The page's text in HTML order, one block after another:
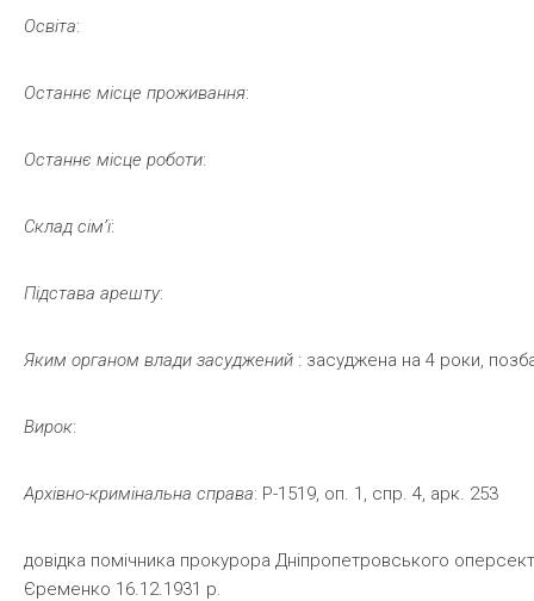
Освіта:
Останнє місце проживання:
Останнє місце роботи:
Склад сім’ї:
Підстава арешту:
Яким органом влади засуджений : засуджена на 4 роки,
Вирок:
Архівно-кримінальна справа: Р-1519, оп. 1, спр. 4, арк. 253
довідка помічника прокурора Дніпропетровського
Єременко 16.12.1931 р.